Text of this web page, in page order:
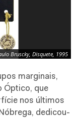
Bruscky, Disquete, 1995
marginais,
Óptico, que
nos últimos
dedicou-